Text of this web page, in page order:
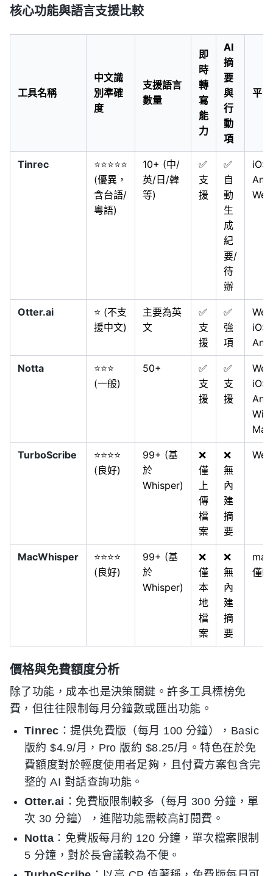
核心功能與語言支援比較
工具名稱
中文識
別準確
度
支援語言
數量
即
時
轉
寫
能
力
AI
摘
要
與
行
動
項
平
Tinrec
⭐⭐⭐⭐⭐
(優異，
含台語/
粵語)
10+ (中/
英/日/韓
等)
✅
支
援
✅
自
動
生
成
紀
要/
待
辦
iOS,
Web
Otter.ai
⭐ (不支
援中文)
主要為英
文
✅
支
援
✅
強
項
iOS,
Notta
⭐⭐⭐
(一般)
50+
✅
支
援
✅
支
援
iOS,
Win,
Mac
TurboScribe
⭐⭐⭐⭐
(良好)
99+ (基
於
Whisper)
❌
僅
上
傳
檔
案
❌
無
內
建
摘
要
Web
MacWhisper
⭐⭐⭐⭐
(良好)
99+ (基
於
Whisper)
❌
僅
本
地
檔
案
❌
無
內
建
摘
要
僅限
價格與免費額度分析
除了功能，成本也是決策關鍵。許多工具標榜免
費，但往往限制每月分鐘數或匯出功能。
Tinrec ：提供免費版（每月 100 分鐘），Basic
版約 $4.9/月，Pro 版約 $8.25/月。特色在於免
費額度對於輕度使用者足夠，且付費方案包含完
整的 AI 對話查詢功能。
Otter.ai ：免費版限制較多（每月 300 分鐘，單
次 30 分鐘），進階功能需較高訂閱費。
Notta ：免費版每月約 120 分鐘，單次檔案限制
5 分鐘，對於長會議較為不便。